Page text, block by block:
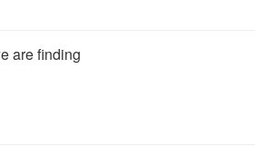
are finding